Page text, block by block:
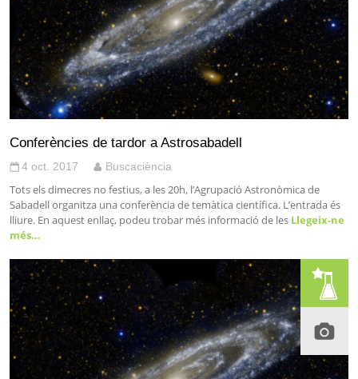
Conferències de tardor a Astrosabadell
4 oct. 2017 Buscaciència
Tots els dimecres no festius, a les 20h, l’Agrupació Astronòmica de
Sabadell organitza una conferència de temàtica científica. L’entrada és
lliure. En aquest enllaç, podeu trobar més informació de les Llegeix-ne
més…